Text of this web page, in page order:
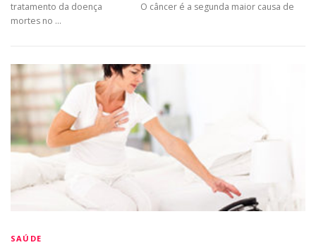
tratamento da doença O câncer é a segunda maior causa de
mortes no …
SAÚDE